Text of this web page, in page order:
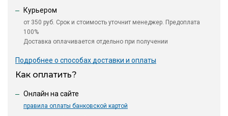
Курьером
от 350 руб. Срок и стоимость уточнит менеджер. Предоплата
100%
Доставка оплачивается отдельно при получении
Подробнее о способах доставки и оплаты
Как оплатить?
Онлайн на сайте
правила оплаты банковской картой